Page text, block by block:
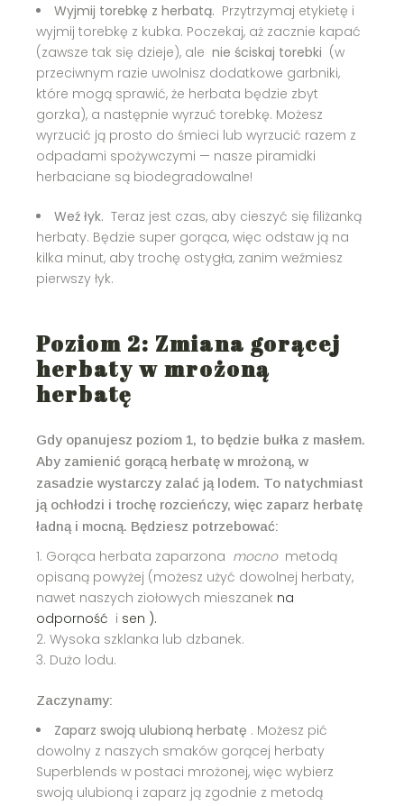
Wyjmij torebkę z herbatą. Przytrzymaj etykietę i
wyjmij torebkę z kubka. Poczekaj, aż zacznie kapać
(zawsze tak się dzieje), alenie ściskaj torebki (w
przeciwnym razie uwolnisz dodatkowe garbniki,
które mogą sprawić, że herbata będzie zbyt
gorzka), a następnie wyrzuć torebkę. Możesz
wyrzucić ją prosto do śmieci lub wyrzucić razem z
odpadami spożywczymi — nasze piramidki
herbaciane są biodegradowalne!
Weź łyk.Teraz jest czas, aby cieszyć się filiżanką
herbaty. Będzie super gorąca, więc odstaw ją na
kilka minut, aby trochę ostygła, zanim weźmiesz
pierwszy łyk.
Poziom 2: Zmiana gorącej
herbaty w mrożoną
herbatę
Gdy opanujesz poziom 1, to będzie bułka z masłem.
Aby zamienić gorącą herbatę w mrożoną, w
zasadzie wystarczy zalać ją lodem. To natychmiast
ją ochłodzi i trochę rozcieńczy, więc zaparz herbatę
ładną i mocną. Będziesz potrzebować:
Gorąca herbata zaparzona mocno metodą
opisaną powyżej (możesz użyć dowolnej herbaty,
nawet naszych ziołowych mieszanek na
odporność i sen ).
Wysoka szklanka lub dzbanek.
Dużo lodu.
Zaczynamy:
Zaparz swoją ulubioną herbatę . Możesz pić
dowolny z naszych smaków gorącej herbaty
Superblends w postaci mrożonej, więc wybierz
swoją ulubioną i zaparz ją zgodnie z metodą